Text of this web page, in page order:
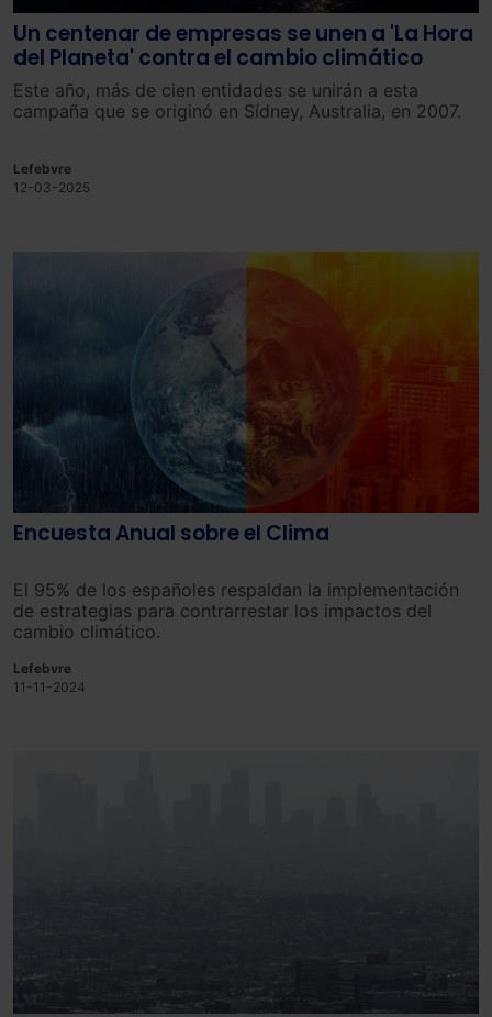
Un centenar de empresas se unen a 'La Hora
del Planeta' contra el cambio climático
Este año, más de cien entidades se unirán a esta
campaña que se originó en Sídney, Australia, en 2007.
Lefebvre
12-03-2025
Encuesta Anual sobre el Clima
El 95% de los españoles respaldan la implementación
de estrategias para contrarrestar los impactos del
cambio climático.
Lefebvre
11-11-2024